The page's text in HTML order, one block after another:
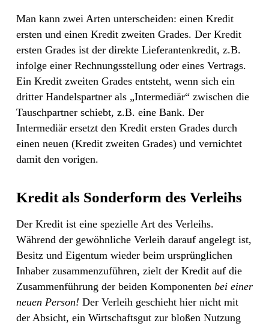
Man kann zwei Arten unterscheiden: einen Kredit
ersten und einen Kredit zweiten Grades. Der Kredit
ersten Grades ist der direkte Lieferantenkredit, z.B.
infolge einer Rechnungsstellung oder eines Vertrags.
Ein Kredit zweiten Grades entsteht, wenn sich ein
dritter Handelspartner als „Intermediär“ zwischen die
Tauschpartner schiebt, z.B. eine Bank. Der
Intermediär ersetzt den Kredit ersten Grades durch
einen neuen (Kredit zweiten Grades) und vernichtet
damit den vorigen.
Kredit als Sonderform des Verleihs
Der Kredit ist eine spezielle Art des Verleihs.
Während der gewöhnliche Verleih darauf angelegt ist,
Besitz und Eigentum wieder beim ursprünglichen
Inhaber zusammenzuführen, zielt der Kredit auf die
Zusammenführung der beiden Komponenten bei einer
neuen Person! Der Verleih geschieht hier nicht mit
der Absicht, ein Wirtschaftsgut zur bloßen Nutzung